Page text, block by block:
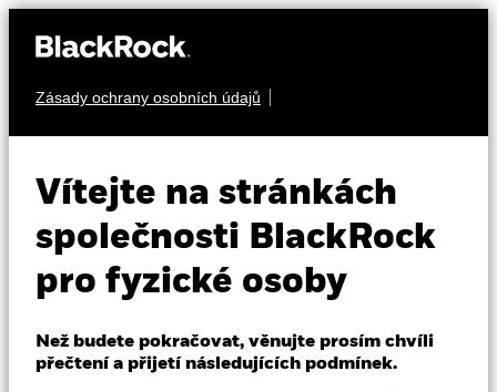
Zásady ochrany osobních údajů
Vítejte na stránkách
společnosti BlackRock
pro fyzické osoby
Než budete pokračovat, věnujte prosím chvíli
přečtení a přijetí následujících podmínek.
Vzdělávání
Individuální investoři
Czech Republic
Change location
BlackRock ESG Euro
Corporate Bond Fund